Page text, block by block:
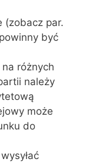
(zobacz par.
być
różnych
należy
może
do